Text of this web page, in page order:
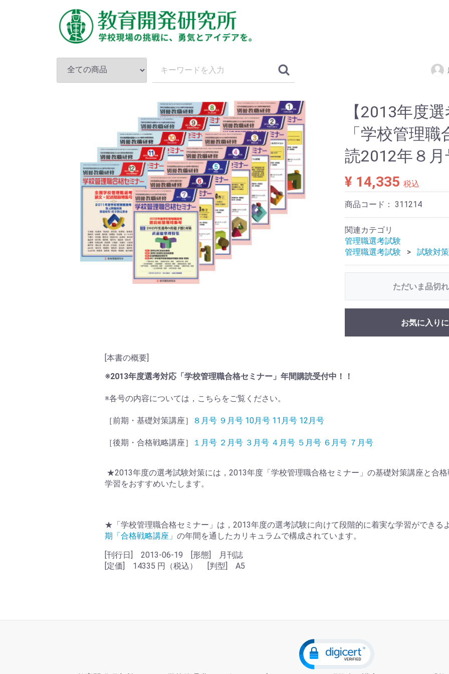
【2013年度
「学校管理
読2012年８
¥ 14,335 税込
商品コード： 311214
関連カテゴリ
管理職選考試験
管理職選考試験
試験対
ただいま品切
お気に入り
[本書の概要]
※2013年度選考対応「学校管理職合格セミナー」年間購読受付中！！
※各号の内容については，こちらをご覧ください。
［前期・基礎対策講座］ ８月号 ９月号 10月号 11月号 12月号
［後期・合格戦略講座］ １月号 ２月号 ３月号 ４月号 ５月号 ６月号 ７月号
★2013年度の選考試験対策には，2013年度「学校管理職合格セミナー」の基礎対策講座と合
学習をおすすめいたします。
★「学校管理職合格セミナー」は，2013年度の選考試験に向けて段階的に着実な学習ができる
期「合格戦略講座」 の年間を通したカリキュラムで構成されています。
[刊行日] 2013-06-19 [形態] 月刊誌
[定価] 14335 円（税込） [判型] A5